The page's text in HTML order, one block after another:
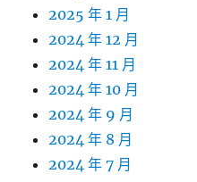
2025 年 1 月
2024 年 12 月
2024 年 11 月
2024 年 10 月
2024 年 9 月
2024 年 8 月
2024 年 7 月